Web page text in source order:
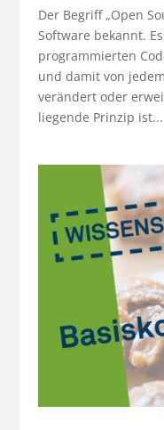
Der Begriff „Open
Software bekannt.
programmierten
und damit von
verändert oder
liegende Prinzip ist...